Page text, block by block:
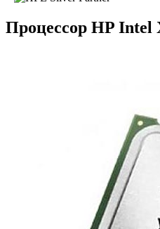
Процессор HP Intel